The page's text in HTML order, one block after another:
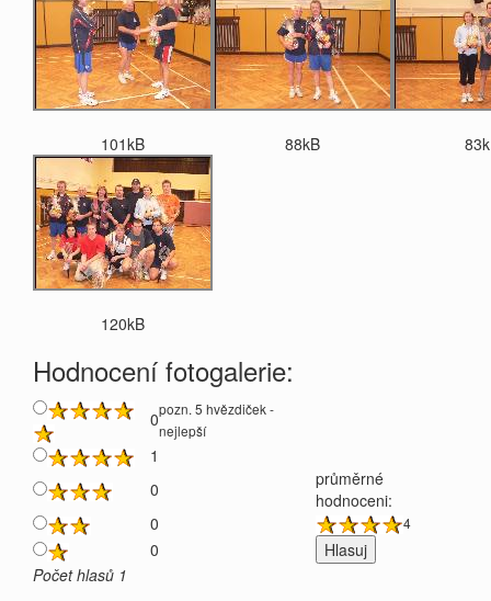
101kB 88kB
120kB
Hodnocení fotogalerie:
0pozn. 5 hvězdiček -
nejlepší
1
0
průměrné
hodnoceni:
0
4
0
Počet hlasů 1